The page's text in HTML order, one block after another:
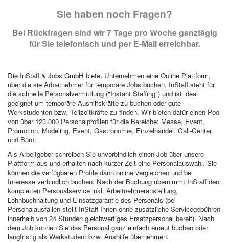
Sie haben noch Fragen?
Bei Rückfragen sind wir 7 Tage pro Woche ganztägig
für Sie telefonisch und per E-Mail erreichbar.
Die InStaff & Jobs GmbH bietet Unternehmen eine Online Plattform,
über die sie Arbeitnehmer für temporäre Jobs buchen. InStaff steht für
die schnelle Personalvermittlung ("Instant Staffing") und ist ideal
geeignet um temporäre Aushilfskräfte zu buchen oder gute
Werkstudenten bzw. Teilzeitkräfte zu finden. Wir bieten dafür einen Pool
von über 123.000 Personalprofilen für die Bereiche: Messe, Event,
Promotion, Modeling, Event, Gastronomie, Einzelhandel, Call-Center
und Büro.
Als Arbeitgeber schreiben Sie unverbindlich einen Job über unsere
Plattform aus und erhalten nach kurzer Zeit eine Personalauswahl. Sie
können die verfügbaren Profile dann online vergleichen und bei
Interesse verbindlich buchen. Nach der Buchung übernimmt InStaff den
kompletten Personalservice inkl. Arbeitnehmeranstellung,
Lohnbuchhaltung und Einsatzgarantie des Personals (bei
Personalausfällen stellt InStaff Ihnen ohne zusätzliche Servicegebühren
innerhalb von 24 Stunden gleichwertiges Ersatzpersonal bereit). Nach
dem Job können Sie das Personal ganz einfach erneut buchen oder
langfristig als Werkstudent bzw. Aushilfe übernehmen.